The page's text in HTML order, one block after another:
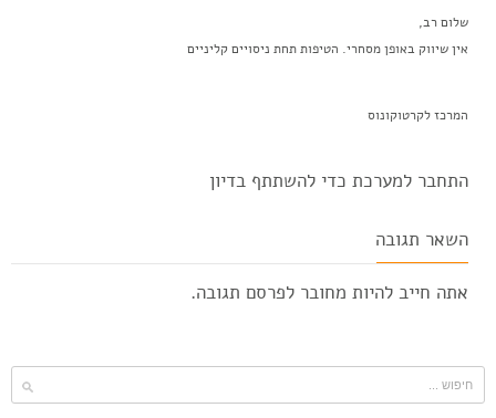
שלום רב,
אין שיווק באופן מסחרי. הטיפות תחת ניסויים קליניים
המרכז לקרטוקונוס
התחבר למערכת כדי להשתתף בדיון
השאר תגובה
אתה חייב להיות מחובר לפרסם תגובה.